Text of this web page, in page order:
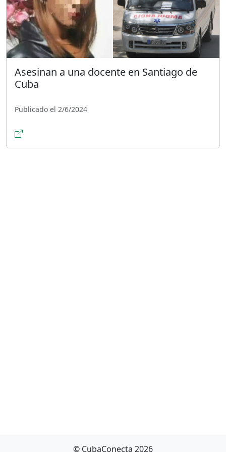
Asesinan a una docente en Santiago de
Cuba
Publicado el 2/6/2024
© CubaConecta 2026